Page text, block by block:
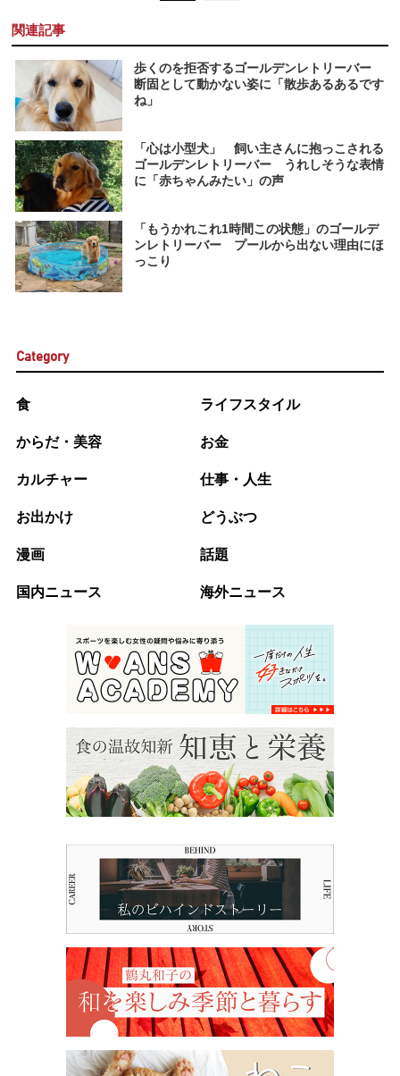
関連記事
歩くのを拒否するゴールデンレトリーバー
断固として動かない姿に「散歩あるあるです
ね」
「心は小型犬」 飼い主さんに抱っこされる
ゴールデンレトリーバー うれしそうな表情
に「赤ちゃんみたい」の声
「もうかれこれ1時間この状態」のゴールデ
ンレトリーバー プールから出ない理由にほ
っこり
Category
食 ライフスタイル
からだ・美容 お金
カルチャー 仕事・人生
お出かけ どうぶつ
漫画 話題
国内ニュース 海外ニュース